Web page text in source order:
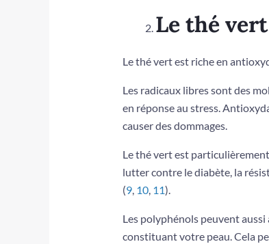
Le thé
Le thé vert est riche en
Les radicaux libres sont des
en réponse au stress.
causer des dommages.
Le thé vert est
lutter contre le diabète, la
(9, 10, 11).
Les polyphénols peuvent
constituant votre peau. Cela